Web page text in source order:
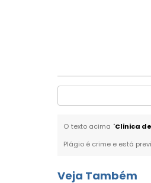
O texto acima "Clinica
Plágio é crime e está
Veja Também